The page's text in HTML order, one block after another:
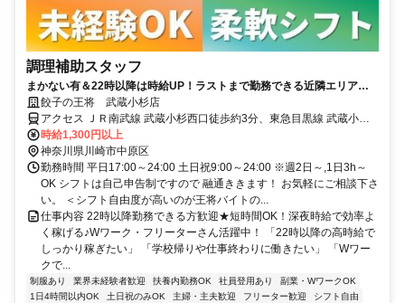
調理補助スタッフ
まかない有＆22時以降は時給UP！ラストまで勤務できる近隣エリアの
方や、しっかり稼ぎたい学生さん大歓迎♪
餃子の王将 武蔵小杉店
アクセス ＪＲ南武線 武蔵小杉西口徒歩約3分、東急目黒線 武蔵小杉
中央口1徒歩約3分、東急東横線 武蔵小杉北口徒歩約3分 JR南武線
「武蔵小杉駅」から徒歩約3分！東急東横線・目黒線も利用できる駅
チカ店舗です。小杉町・新丸子・元住吉などの近隣エリアや中原区に
お住まいの方は徒歩や自転車で通勤しやすく、終電を気にせず働けま
す！学校帰りや仕事帰りにも便利♪駅前で夜でも人通りが多く、遅い
時間帯でも通勤しやすい立地です。
時給1,300円以上
神奈川県川崎市中原区
勤務時間 平日17:00～24:00 土日祝9:00～24:00 ※週2日～,1日3h～
OK シフトは自己申告制ですので 融通ききます！ お気軽にご相談下さ
い。 ＜シフト自由度が高いのが王将バイトの...
仕事内容 22時以降勤務できる方歓迎★短時間OK！深夜時給で効率よ
く稼げる♪Wワーク・フリーターさん活躍中！ 「22時以降の高時給で
しっかり稼ぎたい」 「学校帰りや仕事終わりに働きたい」 「Wワー
クで...
制服あり 業界未経験者歓迎 扶養内勤務OK 社員登用あり
副業・WワークOK
1日4時間以内OK
土日祝のみOK 主婦・主夫歓迎 フリーター歓迎
シフト自由